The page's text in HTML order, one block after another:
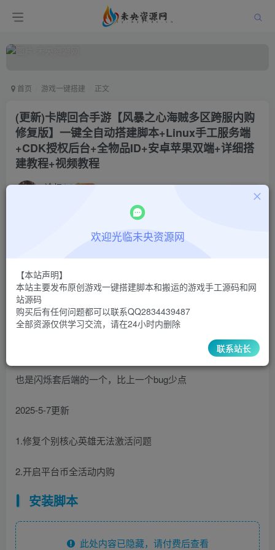
首页 游戏一键搭建 正文
(更新)卡牌回合手游【风暴之心海贼多区跨服内购
修复版】一键全自动搭建脚本+Linux手工服务端
+CDK授权后台+全物品ID+安卓苹果双端+详细搭
建教程+视频教程
冷权 关注
9.9 限时特惠
超级会员 ￥5 至尊会员
登录购买
也是闪烁套后端的一个，比上一个bug少点
2025-5-7更新
1.修复个别核心英雄无法激活问题
2.开启平台币全活动内购
安装脚本
此处内容已隐藏，请付费后查看
欢迎光临未央资源网
【本站声明】
本站主要发布原创游戏一键搭建脚本和搬运的游戏手工源码和网
站源码
购买后有任何问题都可以联系QQ2834439487
全部资源仅供学习交流，请在24小时内删除
联系站长